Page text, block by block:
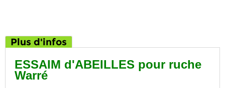
Plus d'infos
ESSAIM d'ABEILLES pour ruche
Warré